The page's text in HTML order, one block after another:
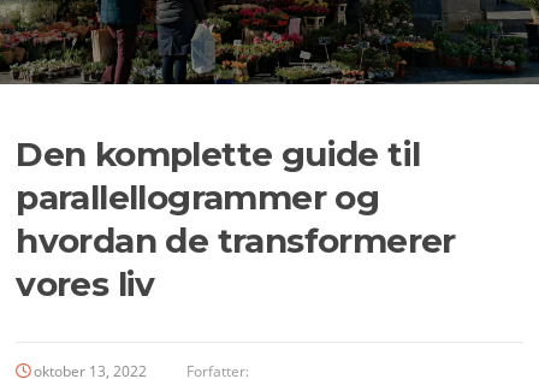
Den komplette guide til
parallellogrammer og
hvordan de transformerer
vores liv
oktober 13, 2022 Forfatter: